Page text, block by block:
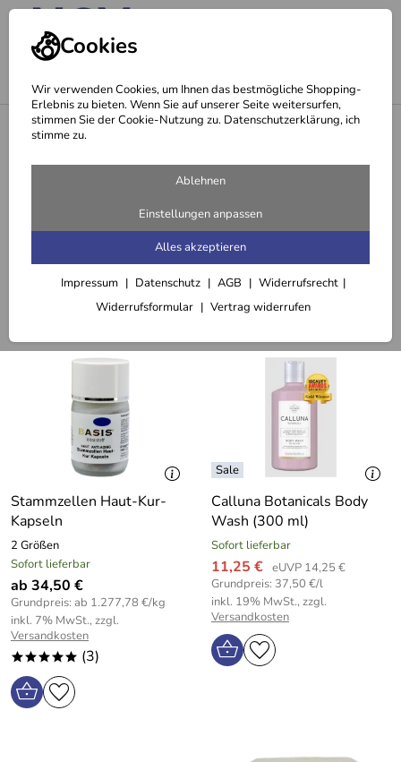
Cookies
Wir verwenden Cookies, um Ihnen das bestmögliche Shopping-
Erlebnis zu bieten. Wenn Sie auf unserer Seite weitersurfen,
stimmen Sie der Cookie-Nutzung zu. Datenschutzerklärung, ich
stimme zu.
Ablehnen
Einstellungen anpassen
Alles akzeptieren
Impressum Datenschutz AGB
Widerrufsrecht
Widerrufsformular
Vertrag widerrufen
Besonderes
Seite 4 - Markenshops
Argital Avacos Basis Bema Biotinta
Sortieren
Stammzellen Haut-Kur-
Kapseln
2 Größen
Sofort lieferbar
ab 34,50 €
Grundpreis: ab 1.277,78 €/kg
inkl. 7% MwSt., zzgl.
Versandkosten
***** (3)
Calluna Botanicals Body
Wash (300 ml)
Sofort lieferbar
11,25 € eUVP 14,25 €
Grundpreis: 37,50 €/l
inkl. 19% MwSt., zzgl.
Versandkosten